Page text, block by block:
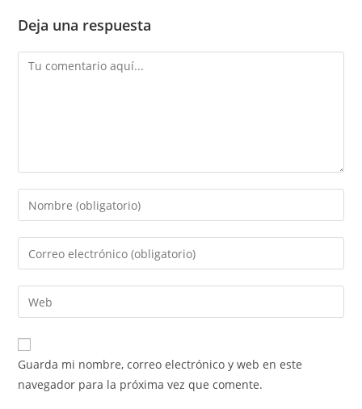
Deja una respuesta
Comentario
Introduce
tu
nombre
de
usuario
para
comentar
Introduce
tu
dirección
de
electrónico
para
comentar
Introduce
la
URL
de
Guarda mi nombre, correo electrónico y web en este
navegador para la próxima vez que comente.